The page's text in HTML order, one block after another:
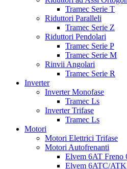
Tramec Serie T
Riduttori Paralleli
Tramec Serie Z
Riduttori Pendolari
Tramec Serie P
Tramec Serie M
Rinvii Angolari
Tramec Serie R
Inverter
Inverter Monofase
Tramec Ls
Inverter Trifase
Tramec Ls
Motori
Motori Elettrici Trifase
Motori Autofrenanti
Elvem 6AT Freno
Elvem 6ATC/